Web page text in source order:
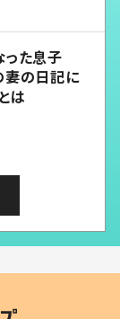
った息子
妻の日記に
は